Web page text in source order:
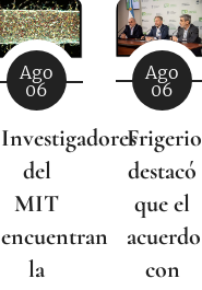
Ago
06
Investigadores
del
MIT
encuentran
la
Ago
06
Frigerio
destacó
que el
acuerdo
con